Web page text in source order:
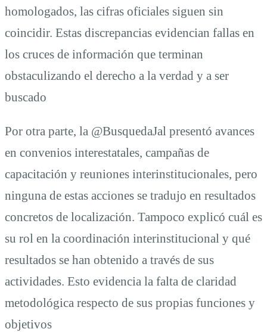
homologados, las cifras oficiales siguen sin
coincidir. Estas discrepancias evidencian fallas en
los cruces de información que terminan
obstaculizando el derecho a la verdad y a ser
buscado
Por otra parte, la @BusquedaJal presentó avances
en convenios interestatales, campañas de
capacitación y reuniones interinstitucionales, pero
ninguna de estas acciones se tradujo en resultados
concretos de localización. Tampoco explicó cuál es
su rol en la coordinación interinstitucional y qué
resultados se han obtenido a través de sus
actividades. Esto evidencia la falta de claridad
metodológica respecto de sus propias funciones y
objetivos